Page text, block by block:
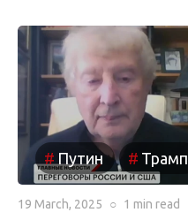
Путин Трамп
19 March, 2025 ○ 1 min read